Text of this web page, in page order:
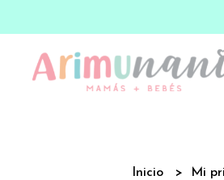
Inicio Mi